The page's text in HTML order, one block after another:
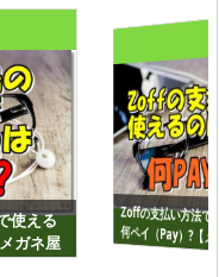
使える
ガネ屋
Zoffの支払い方法
何ペイ（Pay）?【